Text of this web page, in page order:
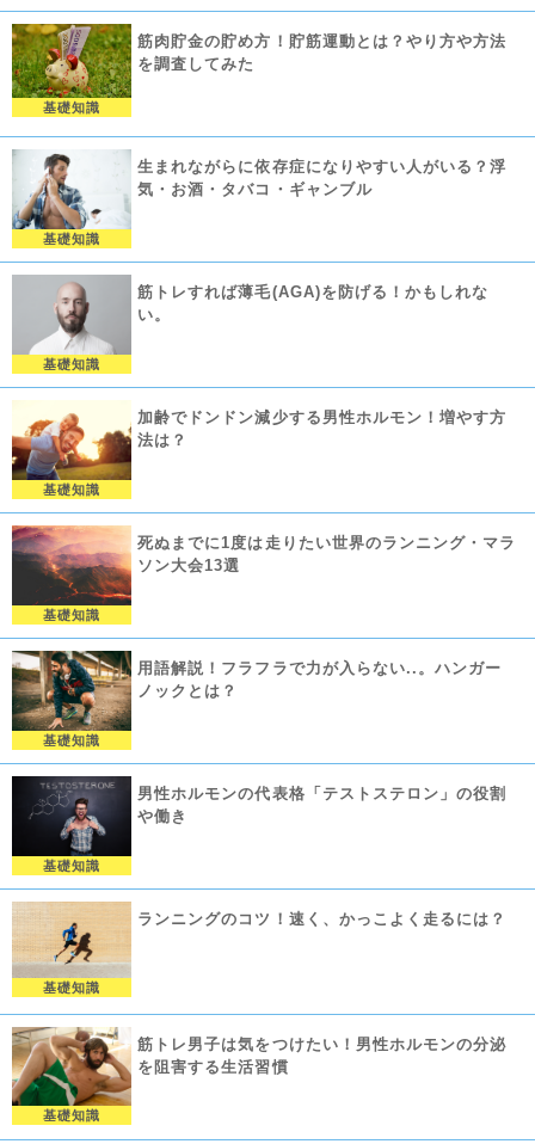
基礎知識
筋肉貯金の貯め方！貯筋運動とは？やり方や方法
を調査してみた
基礎知識
生まれながらに依存症になりやすい人がいる？浮
気・お酒・タバコ・ギャンブル
基礎知識
筋トレすれば薄毛(AGA)を防げる！かもしれな
い。
基礎知識
加齢でドンドン減少する男性ホルモン！増やす方
法は？
基礎知識
死ぬまでに1度は走りたい世界のランニング・マラ
ソン大会13選
基礎知識
用語解説！フラフラで力が入らない..。ハンガー
ノックとは？
基礎知識
男性ホルモンの代表格「テストステロン」の役割
や働き
基礎知識
ランニングのコツ！速く、かっこよく走るには？
基礎知識
筋トレ男子は気をつけたい！男性ホルモンの分泌
を阻害する生活習慣